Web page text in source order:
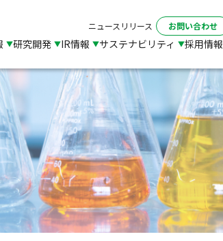
ニュースリリース お問い合わせ
研究開発 IR情報 サステナビリティ 採用情報